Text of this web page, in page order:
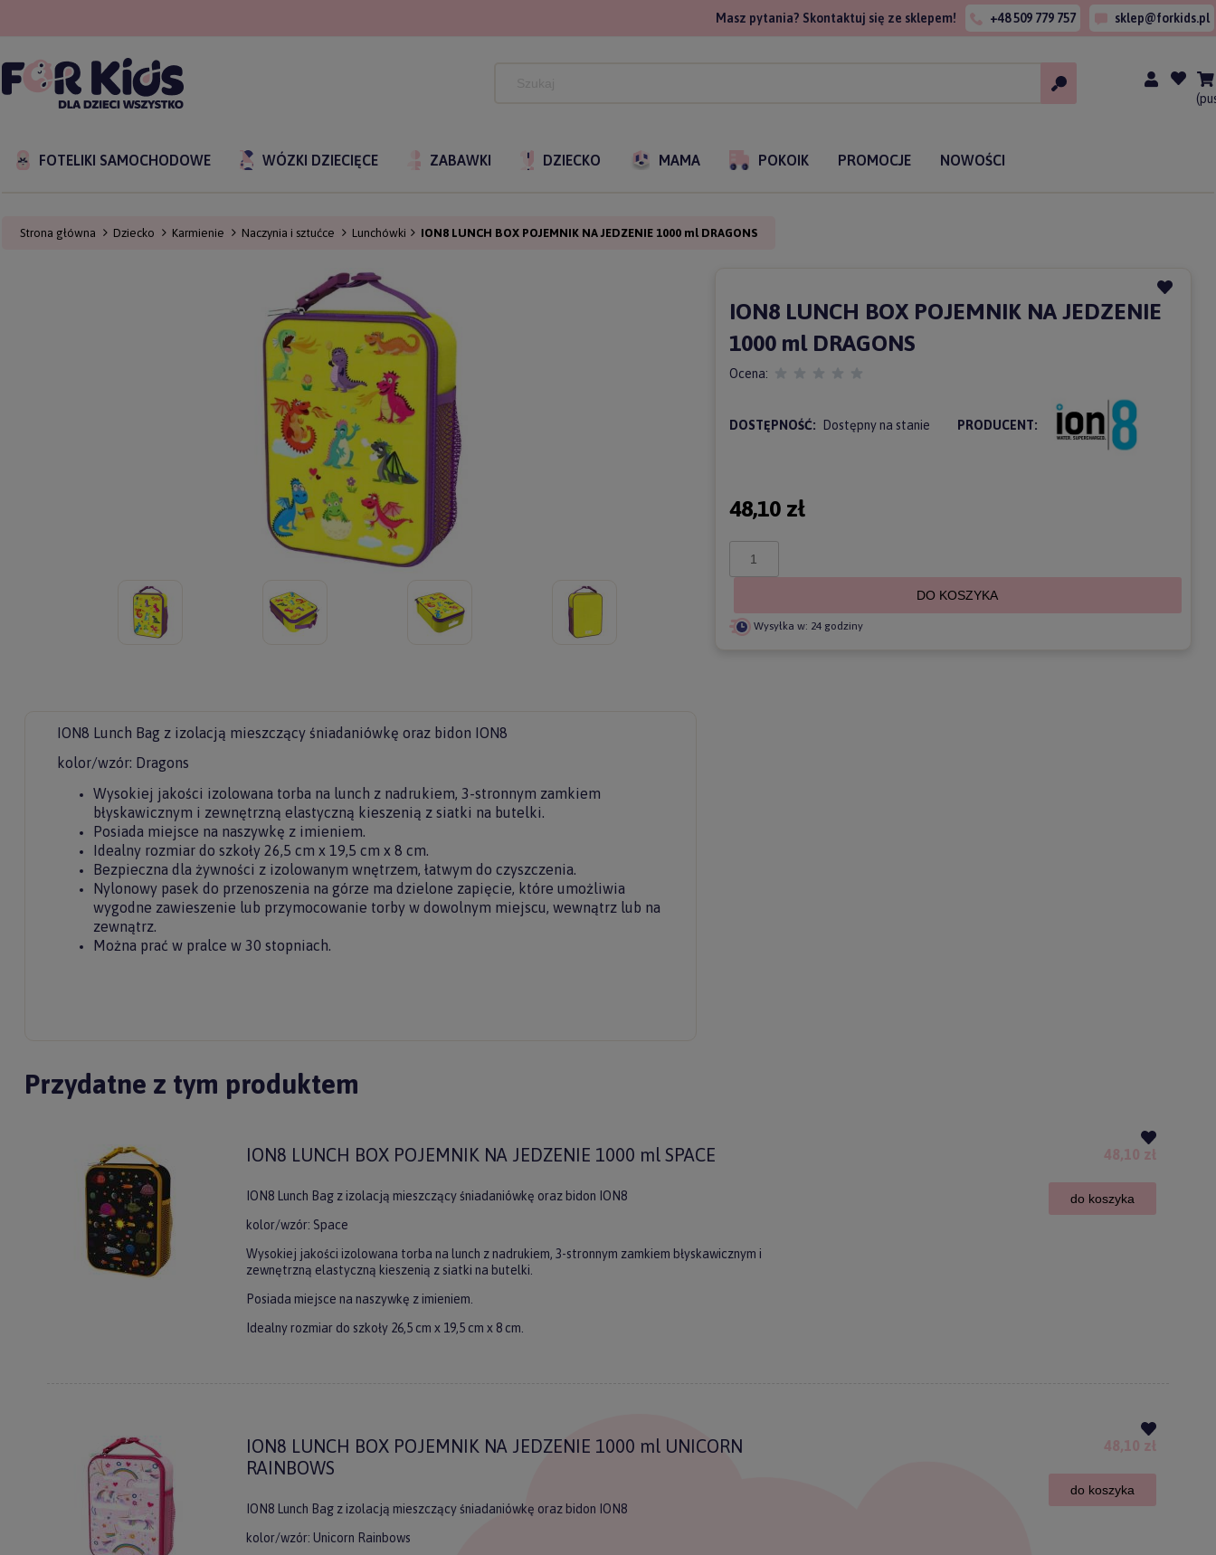
Masz pytania? Skontaktuj się ze sklepem! +48 509 779 757 sklep@forkids.pl
FOTELIKI SAMOCHODOWE WÓZKI DZIECIĘCE ZABAWKI DZIECKO MAMA POKOIK PROMOCJE NOWOŚCI
Strona główna Dziecko Karmienie Naczynia i sztućce Lunchówki ION8 LUNCH BOX POJEMNIK NA JEDZENIE 1000 ml DRAGONS
ION8 Lunch Bag z izolacją mieszczący śniadaniówkę oraz bidon ION8
kolor/wzór: Dragons
Wysokiej jakości izolowana torba na lunch z nadrukiem, 3-stronnym zamkiem
błyskawicznym i zewnętrzną elastyczną kieszenią z siatki na butelki.
Posiada miejsce na naszywkę z imieniem.
Idealny rozmiar do szkoły 26,5 cm x 19,5 cm x 8 cm.
Bezpieczna dla żywności z izolowanym wnętrzem, łatwym do czyszczenia.
Nylonowy pasek do przenoszenia na górze ma dzielone zapięcie, które umożliwia
wygodne zawieszenie lub przymocowanie torby w dowolnym miejscu, wewnątrz lub na
zewnątrz.
Można prać w pralce w 30 stopniach.
ION8 LUNCH BOX POJEMNIK NA JEDZENIE
1000 ml DRAGONS
Ocena:
DOSTĘPNOŚĆ: Dostępny na stanie PRODUCENT:
48,10 zł
DO KOSZYKA
Wysyłka w: 24 godziny
Przydatne z tym produktem
ION8 LUNCH BOX POJEMNIK NA JEDZENIE 1000 ml SPACE
ION8 Lunch Bag z izolacją mieszczący śniadaniówkę oraz bidon ION8
kolor/wzór: Space
Wysokiej jakości izolowana torba na lunch z nadrukiem, 3-stronnym zamkiem błyskawicznym i
zewnętrzną elastyczną kieszenią z siatki na butelki.
Posiada miejsce na naszywkę z imieniem.
Idealny rozmiar do szkoły 26,5 cm x 19,5 cm x 8 cm.
48,10 zł
do koszyka
ION8 LUNCH BOX POJEMNIK NA JEDZENIE 1000 ml UNICORN
RAINBOWS
ION8 Lunch Bag z izolacją mieszczący śniadaniówkę oraz bidon ION8
kolor/wzór: Unicorn Rainbows
48,10 zł
do koszyka